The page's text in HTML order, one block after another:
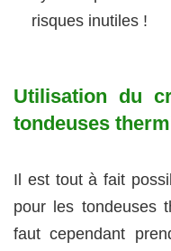
risques inutiles !
Utilisation du
tondeuses
Il est tout à fait
pour les tondeuses
faut cependant